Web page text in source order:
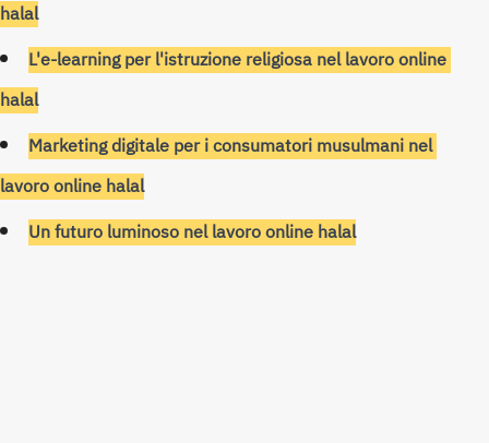
halal
L'e-learning per l'istruzione religiosa nel lavoro online
halal
Marketing digitale per i consumatori musulmani nel
lavoro online halal
Un futuro luminoso nel lavoro online halal